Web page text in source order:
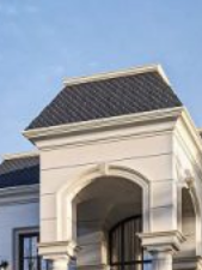
EPSSO
THẢI EPSSO
THÔNG MINH